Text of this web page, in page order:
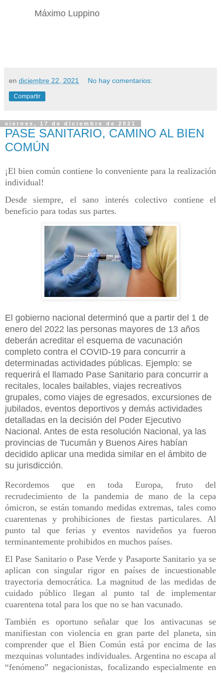
Máximo Luppino
en diciembre 22, 2021 No hay comentarios:
Compartir
viernes, 17 de diciembre de 2021
PASE SANITARIO, CAMINO AL BIEN
COMÚN
¡El bien común contiene lo conveniente para la realización
individual!
Desde siempre, el sano interés colectivo contiene el
beneficio para todas sus partes.
El gobierno nacional determinó que a partir del 1 de
enero del 2022 las personas mayores de 13 años
deberán acreditar el esquema de vacunación
completo contra el COVID-19 para concurrir a
determinadas actividades públicas. Ejemplo: se
requerirá el llamado Pase Sanitario para concurrir a
recitales, locales bailables, viajes recreativos
grupales, como viajes de egresados, excursiones de
jubilados, eventos deportivos y demás actividades
detalladas en la decisión del Poder Ejecutivo
Nacional. Antes de esta resolución Nacional, ya las
provincias de Tucumán y Buenos Aires habían
decidido aplicar una medida similar en el ámbito de
su jurisdicción.
Recordemos que en toda Europa, fruto del
recrudecimiento de la pandemia de mano de la cepa
ómicron, se están tomando medidas extremas, tales como
cuarentenas y prohibiciones de fiestas particulares. Al
punto tal que ferias y eventos navideños ya fueron
terminantemente prohibidos en muchos países.
El Pase Sanitario o Pase Verde y Pasaporte Sanitario ya se
aplican con singular rigor en países de incuestionable
trayectoria democrática. La magnitud de las medidas de
cuidado público llegan al punto tal de implementar
cuarentena total para los que no se han vacunado.
También es oportuno señalar que los antivacunas se
manifiestan con violencia en gran parte del planeta, sin
comprender que el Bien Común está por encima de las
mezquinas voluntades individuales. Argentina no escapa al
“fenómeno” negacionistas, focalizando especialmente en